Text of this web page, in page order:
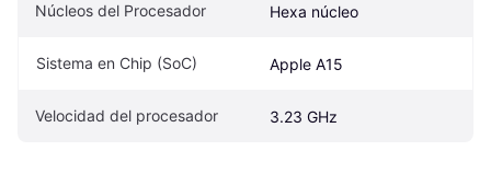
Núcleos del Procesador Hexa núcleo
Sistema en Chip (SoC) Apple A15
Velocidad del procesador 3.23 GHz